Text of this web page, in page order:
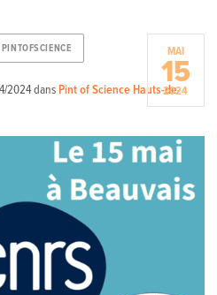
PINTOFSCIENCE
2024dans Pint of Science Hauts-de-
MAI
15
2024